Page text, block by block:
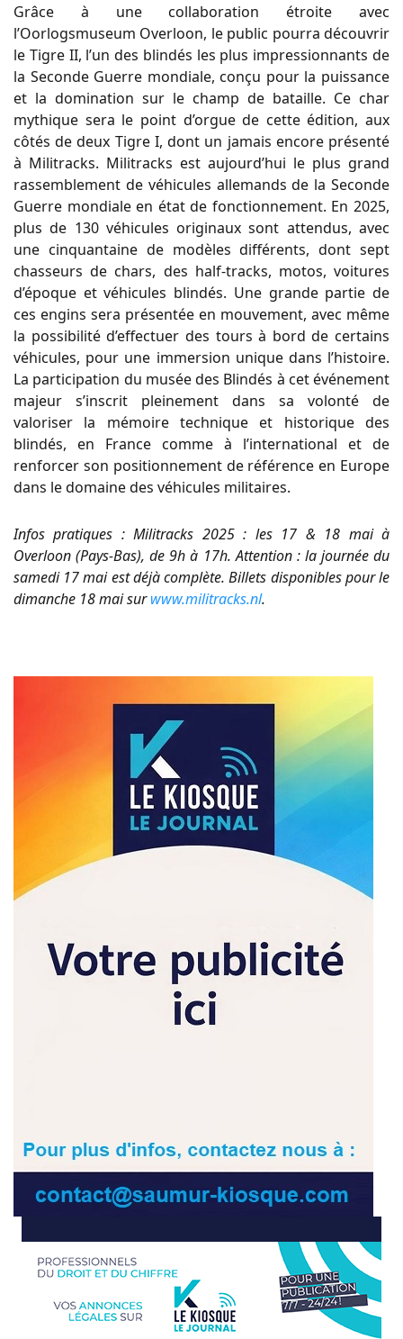
Grâce à une collaboration étroite avec
l’Oorlogsmuseum Overloon, le public pourra découvrir
le Tigre II, l’un des blindés les plus impressionnants de
la Seconde Guerre mondiale, conçu pour la puissance
et la domination sur le champ de bataille. Ce char
mythique sera le point d’orgue de cette édition, aux
côtés de deux Tigre I, dont un jamais encore présenté
à Militracks. Militracks est aujourd’hui le plus grand
rassemblement de véhicules allemands de la Seconde
Guerre mondiale en état de fonctionnement. En 2025,
plus de 130 véhicules originaux sont attendus, avec
une cinquantaine de modèles différents, dont sept
chasseurs de chars, des half-tracks, motos, voitures
d’époque et véhicules blindés. Une grande partie de
ces engins sera présentée en mouvement, avec même
la possibilité d’effectuer des tours à bord de certains
véhicules, pour une immersion unique dans l’histoire.
La participation du musée des Blindés à cet événement
majeur s’inscrit pleinement dans sa volonté de
valoriser la mémoire technique et historique des
blindés, en France comme à l’international et de
renforcer son positionnement de référence en Europe
dans le domaine des véhicules militaires.
Infos pratiques : Militracks 2025 : les 17 & 18 mai à
Overloon (Pays-Bas), de 9h à 17h. Attention : la journée du
samedi 17 mai est déjà complète. Billets disponibles pour le
dimanche 18 mai surwww.militracks.nl.